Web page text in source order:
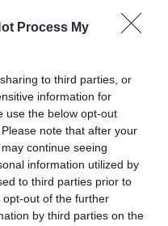
Process My
to third parties, or
information for
use the below opt-out
note that after your
continue seeing
information utilized by
to third parties prior to
out of the further
by third parties on the
SANCHISTA
Bolaños
seis veces
desarrollaba la
la aerolínea